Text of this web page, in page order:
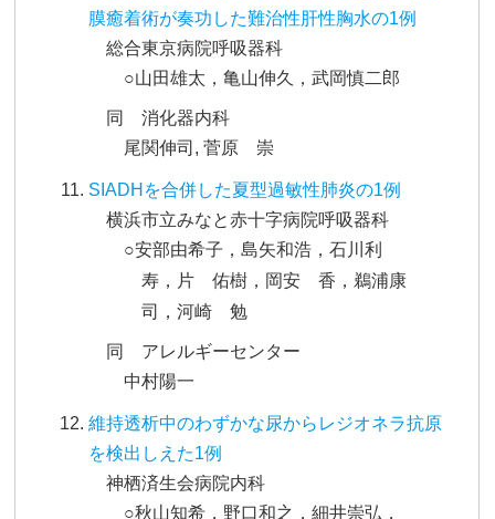
膜癒着術が奏功した難治性肝性胸水の1例
総合東京病院呼吸器科
○山田雄太，亀山伸久，武岡慎二郎
同 消化器内科
尾関伸司, 菅原 崇
SIADHを合併した夏型過敏性肺炎の1例
横浜市立みなと赤十字病院呼吸器科
○安部由希子，島矢和浩，石川利
寿，片 佑樹，岡安 香，鵜浦康
司，河崎 勉
同 アレルギーセンター
中村陽一
維持透析中のわずかな尿からレジオネラ抗原
を検出しえた1例
神栖済生会病院内科
○秋山知希，野口和之，細井崇弘，